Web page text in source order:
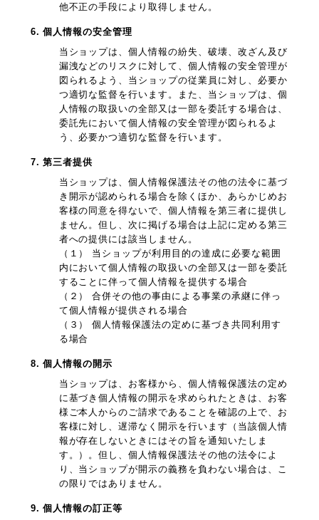
他不正の手段により取得しません。
6. 個人情報の安全管理
当ショップは、個人情報の紛失、破壊、改ざん及び
漏洩などのリスクに対して、個人情報の安全管理が
図られるよう、当ショップの従業員に対し、必要か
つ適切な監督を行います。また、当ショップは、個
人情報の取扱いの全部又は一部を委託する場合は、
委託先において個人情報の安全管理が図られるよ
う、必要かつ適切な監督を行います。
7. 第三者提供
当ショップは、個人情報保護法その他の法令に基づ
き開示が認められる場合を除くほか、あらかじめお
客様の同意を得ないで、個人情報を第三者に提供し
ません。但し、次に掲げる場合は上記に定める第三
者への提供には該当しません。
（１） 当ショップが利用目的の達成に必要な範囲
内において個人情報の取扱いの全部又は一部を委託
することに伴って個人情報を提供する場合
（２） 合併その他の事由による事業の承継に伴っ
て個人情報が提供される場合
（３） 個人情報保護法の定めに基づき共同利用す
る場合
8. 個人情報の開示
当ショップは、お客様から、個人情報保護法の定め
に基づき個人情報の開示を求められたときは、お客
様ご本人からのご請求であることを確認の上で、お
客様に対し、遅滞なく開示を行います（当該個人情
報が存在しないときにはその旨を通知いたしま
す。）。但し、個人情報保護法その他の法令によ
り、当ショップが開示の義務を負わない場合は、こ
の限りではありません。
9. 個人情報の訂正等